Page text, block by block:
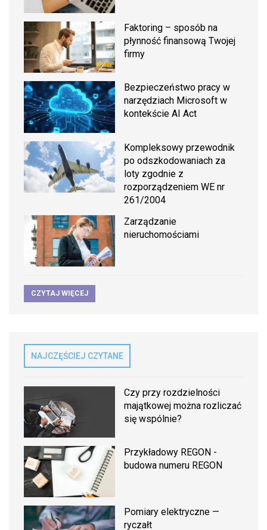
Faktoring – sposób na
płynność finansową Twojej
firmy
Bezpieczeństwo pracy w
narzędziach Microsoft w
kontekście AI Act
Kompleksowy przewodnik
po odszkodowaniach za
loty zgodnie z
rozporządzeniem WE nr
261/2004
Zarządzanie
nieruchomościami
CZYTAJ WIĘCEJ
NAJCZĘŚCIEJ CZYTANE
Czy przy rozdzielności
majątkowej można rozliczać
się wspólnie?
Przykładowy REGON -
budowa numeru REGON
Pomiary elektryczne —
ryczałt